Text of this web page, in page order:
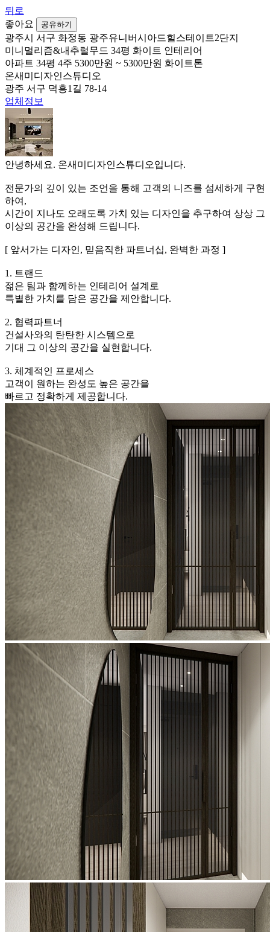
뒤로
좋아요
공유하기
광주시 서구 화정동 광주유니버시아드힐스테이트2단지
미니멀리즘&내추럴무드 34평 화이트 인테리어
아파트 34평 4주 5300만원 ~ 5300만원 화이트톤
온새미디자인스튜디오
광주 서구 덕흥1길 78-14
업체정보
안녕하세요. 온새미디자인스튜디오입니다.
전문가의 깊이 있는 조언을 통해 고객의 니즈를 섬세하게 구현
하여,
시간이 지나도 오래도록 가치 있는 디자인을 추구하여 상상 그
이상의 공간을 완성해 드립니다.
[ 앞서가는 디자인, 믿음직한 파트너십, 완벽한 과정 ]
1. 트랜드
젊은 팀과 함께하는 인테리어 설계로
특별한 가치를 담은 공간을 제안합니다.
2. 협력파트너
건설사와의 탄탄한 시스템으로
기대 그 이상의 공간을 실현합니다.
3. 체계적인 프로세스
고객이 원하는 완성도 높은 공간을
빠르고 정확하게 제공합니다.